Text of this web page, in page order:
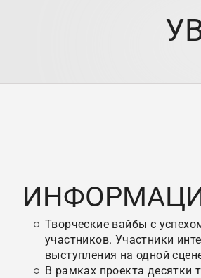
Творческие вайбы с
участников. Участники
выступления на одной
В рамках проекта десятки